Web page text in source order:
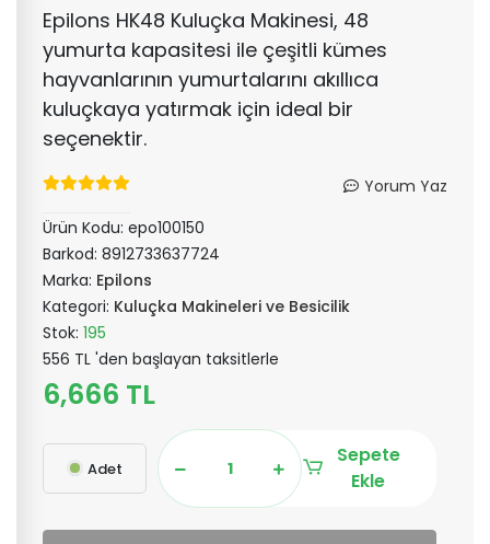
Epilons HK48 Kuluçka Makinesi, 48
yumurta kapasitesi ile çeşitli kümes
hayvanlarının yumurtalarını akıllıca
kuluçkaya yatırmak için ideal bir
seçenektir.
Yorum Yaz
Ürün Kodu: epo100150
Barkod: 8912733637724
Marka: Epilons
Kategori: Kuluçka Makineleri ve Besicilik
Stok: 195
556 TL 'den başlayan taksitlerle
6,666 TL
Adet
Sepete
Ekle